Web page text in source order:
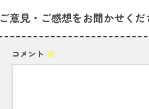
ご意見・ご感想をお聞かせくだ
コメント ※